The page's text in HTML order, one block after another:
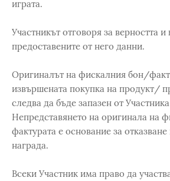
играта.
Участникът отговоря за верността и
предоставените от него данни.
Оригиналът на фискалния бон/
извършената покупка на продукт/
следва да бъде запазен от
Непредставянето на оригинала на
фактурата е основание за
награда.
Всеки Участник има право да